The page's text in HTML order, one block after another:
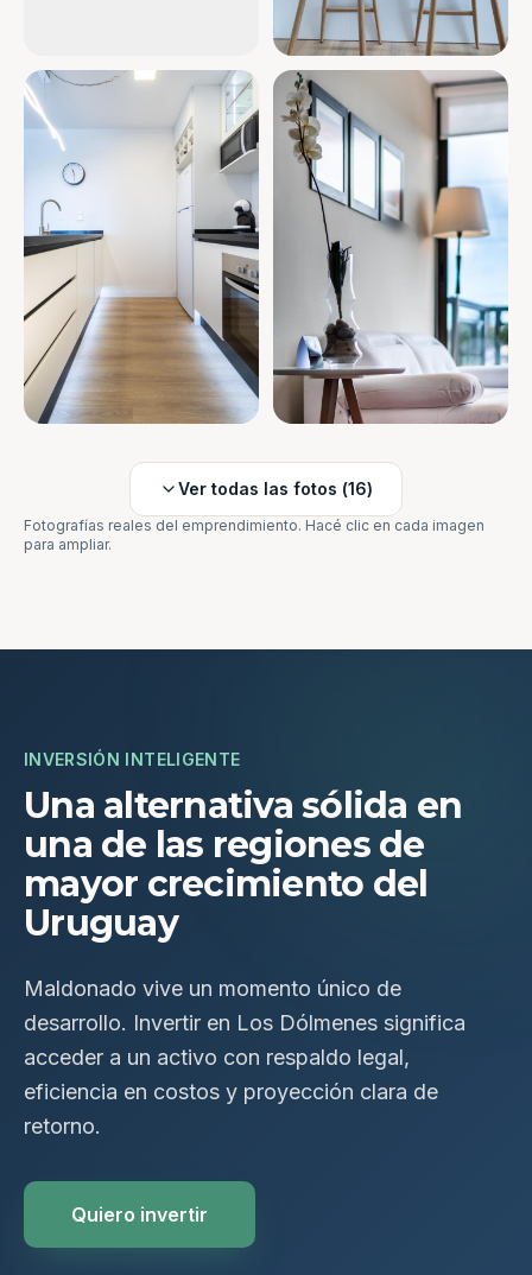
Ver todas las fotos (16)
Fotografías reales del emprendimiento. Hacé clic en cada imagen
para ampliar.
INVERSIÓN INTELIGENTE
Una alternativa sólida en
una de las regiones de
mayor crecimiento del
Uruguay
Maldonado vive un momento único de
desarrollo. Invertir en Los Dólmenes significa
acceder a un activo con respaldo legal,
eficiencia en costos y proyección clara de
retorno.
Quiero invertir